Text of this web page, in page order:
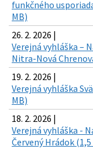
funkčného
MB)
26. 2. 2026 |
Verejná vyhláška –
Nitra-Nová
19. 2. 2026 |
Verejná vyhláška
MB)
18. 2. 2026 |
Verejná vyhláška -
Červený Hrádok (1,5